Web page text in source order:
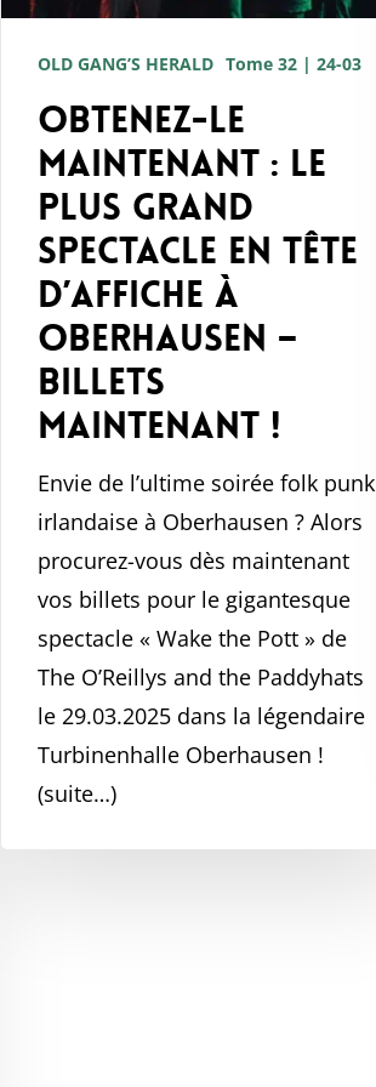
à
billets
maintenant !
OLD GANG’S HERALD Tome 32 | 24-03
Obtenez-le
maintenant : Le
plus grand
spectacle en tête
d’affiche à
Oberhausen –
billets
maintenant !
Envie de l’ultime soirée folk punk
irlandaise à Oberhausen ? Alors
procurez-vous dès maintenant
vos billets pour le gigantesque
spectacle « Wake the Pott » de
The O’Reillys and the Paddyhats
le 29.03.2025 dans la légendaire
Turbinenhalle Oberhausen !
(suite…)